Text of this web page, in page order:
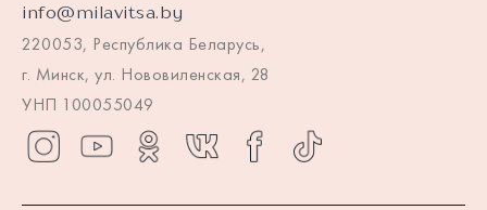
info@milavitsa.by
220053, Республика Беларусь,
г. Минск, ул. Нововиленская, 28
УНП 100055049